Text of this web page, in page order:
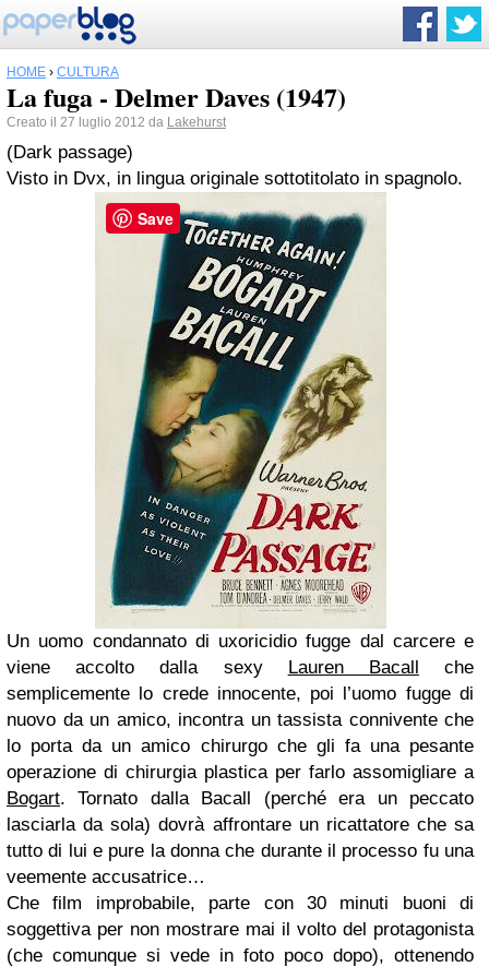
HOME › CULTURA
La fuga - Delmer Daves (1947)
Creato il 27 luglio 2012 da Lakehurst
(Dark passage)
Visto in Dvx, in lingua originale sottotitolato in spagnolo.
Un uomo condannato di uxoricidio fugge dal carcere e
viene accolto dalla sexy Lauren Bacall che
semplicemente lo crede innocente, poi l’uomo fugge di
nuovo da un amico, incontra un tassista connivente che
lo porta da un amico chirurgo che gli fa una pesante
operazione di chirurgia plastica per farlo assomigliare a
Bogart. Tornato dalla Bacall (perché era un peccato
lasciarla da sola) dovrà affrontare un ricattatore che sa
tutto di lui e pure la donna che durante il processo fu una
veemente accusatrice…
Che film improbabile, parte con 30 minuti buoni di
soggettiva per non mostrare mai il volto del protagonista
(che comunque si vede in foto poco dopo), ottenendo
Save